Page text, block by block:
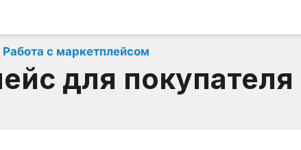
Работа с маркетплейсом
для покупателя